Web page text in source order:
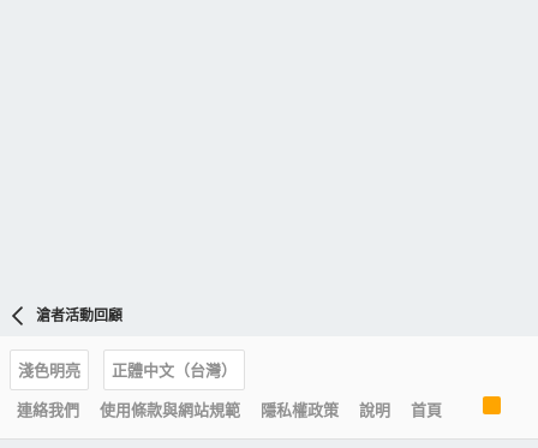
滄者活動回顧
淺色明亮
正體中文（台灣）
連絡我們
使用條款與網站規範 隱私權政策 說明 首頁
S